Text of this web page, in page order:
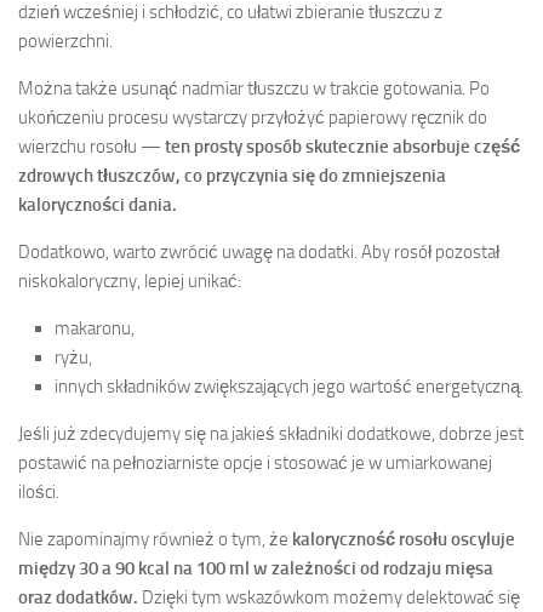
dzień wcześniej i schłodzić, co ułatwi zbieranie tłuszczu z
powierzchni.
Można także usunąć nadmiar tłuszczu w trakcie gotowania. Po
ukończeniu procesu wystarczy przyłożyć papierowy ręcznik do
wierzchu rosołu — ten prosty sposób skutecznie absorbuje część
zdrowych tłuszczów, co przyczynia się do zmniejszenia
kaloryczności dania.
Dodatkowo, warto zwrócić uwagę na dodatki. Aby rosół pozostał
niskokaloryczny, lepiej unikać:
makaronu,
ryżu,
innych składników zwiększających jego wartość energetyczną.
Jeśli już zdecydujemy się na jakieś składniki dodatkowe, dobrze jest
postawić na pełnoziarniste opcje i stosować je w umiarkowanej
ilości.
Nie zapominajmy również o tym, że kaloryczność rosołu oscyluje
między 30 a 90 kcal na 100 ml w zależności od rodzaju mięsa
oraz dodatków. Dzięki tym wskazówkom możemy delektować się